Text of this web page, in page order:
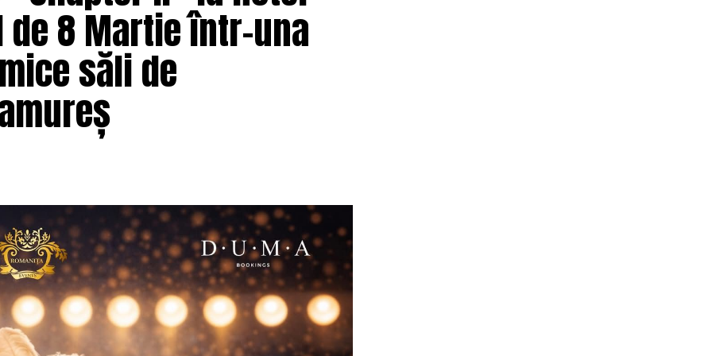
Antreprenoare.ro,
a pus aceeași întrebare de mai
această comunitate: de ce atât de multe femei
conversațiile publice relevante pentru
mai degrabă lipsa de permisiune față de sine și
personal dificil, ca răspuns la întrebări
și a ajuns astăzi una dintre cele mai mari
cu prezență fizică în mai multe orașe, inclusiv
Carmen Mihalca, fondatoarea
campania.
8 Martie într-una
săli de